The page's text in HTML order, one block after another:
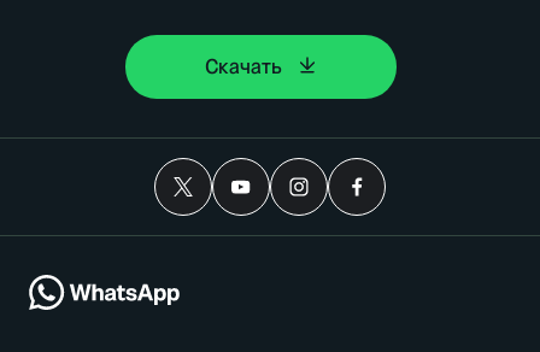
Скачать